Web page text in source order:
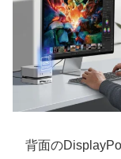
背面の